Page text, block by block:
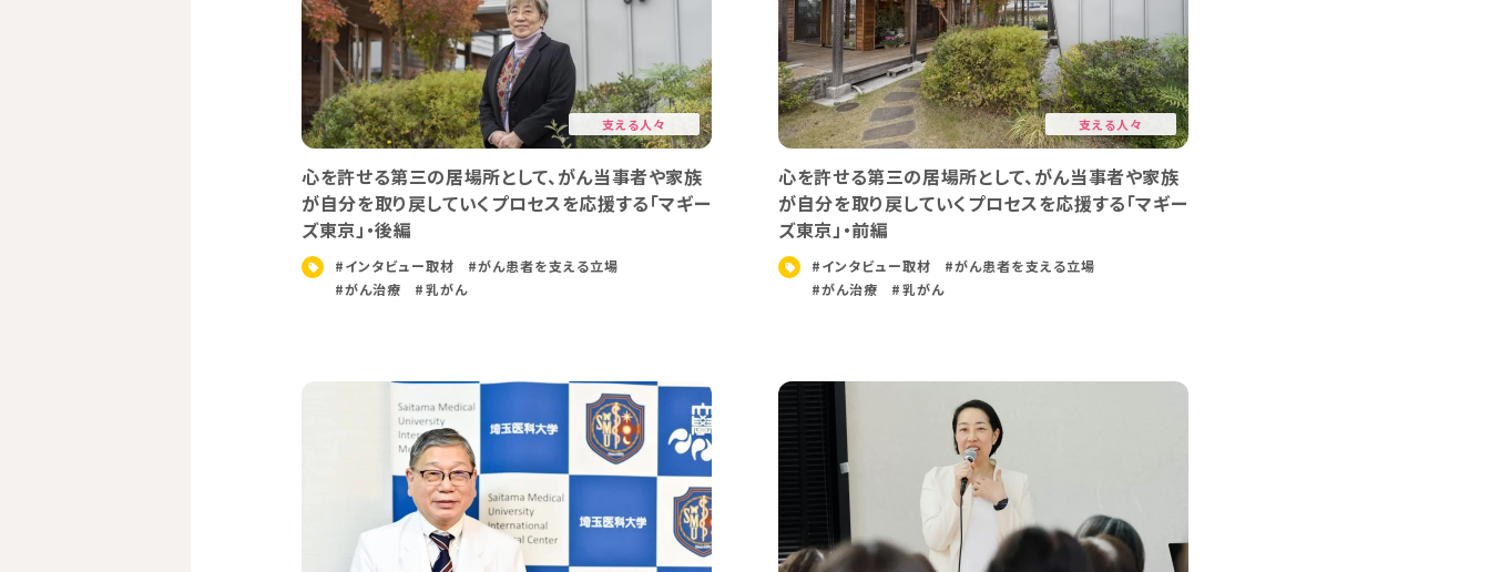
支える人々
心を許せる第三の居場所として、がん当事者や家族
が自分を取り戻していくプロセスを応援する「マギー
ズ東京」・後編
#インタビュー取材
#がん患者を支える立場
#がん治療
#乳がん
支える人々
心を許せる第三の居場所として、がん当事者や家族
が自分を取り戻していくプロセスを応援する「マギー
ズ東京」・前編
#インタビュー取材
#がん患者を支える立場
#がん治療
#乳がん